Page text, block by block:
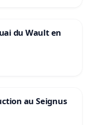
du Wault en
au Seignus